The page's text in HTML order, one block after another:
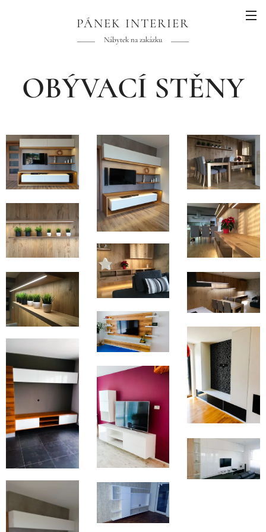
PÁNEK INTERIER
Nábytek na zakázku
OBÝVACÍ STĚNY